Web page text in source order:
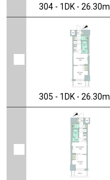
304 - 1DK - 26.30m
305 - 1DK - 26.30m